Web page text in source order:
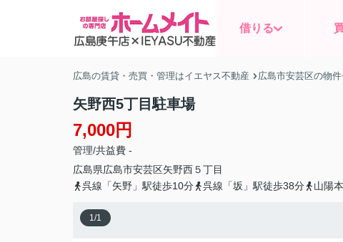
借りる
広島の賃貸・売買・管理はイエヤス不動産 広島市安芸区の物
矢野西5丁目駐車場
7,000円
管理/共益費 -
広島県広島市安芸区矢野西５丁目
呉線「矢野」駅徒歩10分
呉線「坂」駅徒歩38分 山陽
1/1